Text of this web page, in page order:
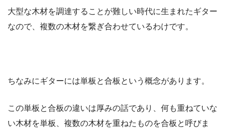
大型な木材を調達することが難しい時代に生まれたギター
なので、複数の木材を繋ぎ合わせているわけです。
ちなみにギターには単板と合板という概念があります。
この単板と合板の違いは厚みの話であり、何も重ねていな
い木材を単板、複数の木材を重ねたものを合板と呼びま